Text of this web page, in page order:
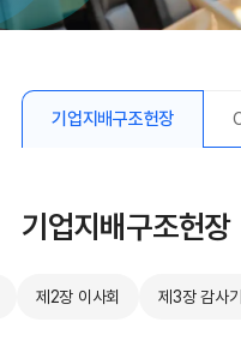
기업지배구조헌장
기업지배구조헌장
제2장 이사회 제3장 감사